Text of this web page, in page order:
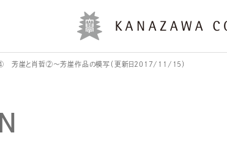
④ 芳崖と肖哲②～芳崖作品の模写（更新日2017/11/15）